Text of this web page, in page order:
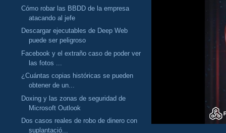
Cómo robar las BBDD de la empresa
atacando al jefe
Descargar ejecutables de Deep Web
puede ser peligroso
Facebook y el extraño caso de poder ver
las fotos ...
¿Cuántas copias históricas se pueden
obtener de un...
Doxing y las zonas de seguridad de
Microsoft Outlook
Dos casos reales de robo de dinero con
suplantació...